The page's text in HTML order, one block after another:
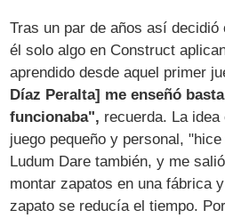
Tras un par de años así
él solo algo en Construct
aprendido desde aquel primer
Díaz Peralta] me enseñó
funcionaba", recuerda. La
juego pequeño y personal,
Ludum Dare también, y me
montar zapatos en una fábrica
zapato se reducía el tiempo.